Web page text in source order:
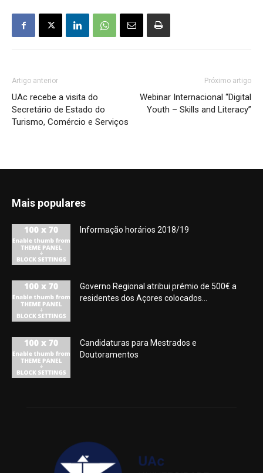
Artigo anterior
UAc recebe a visita do
Secretário de Estado do
Turismo, Comércio e Serviços
Próximo artigo
Webinar Internacional “Digital
Youth – Skills and Literacy”
Mais populares
Informação horários 2018/19
Governo Regional atribui prémio de 500€ a
residentes dos Açores colocados...
Candidaturas para Mestrados e
Doutoramentos